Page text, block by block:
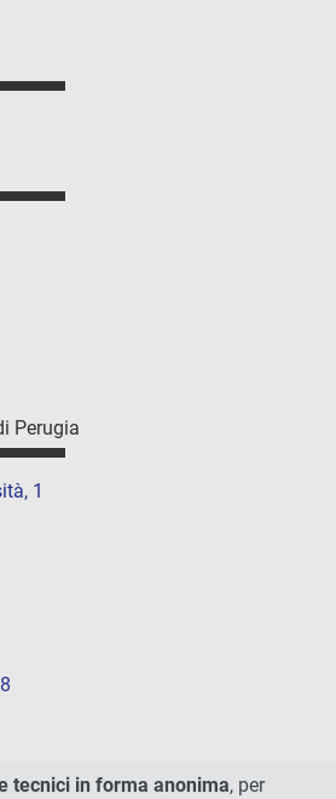
Perugia
1
tecnici in forma anonima, per